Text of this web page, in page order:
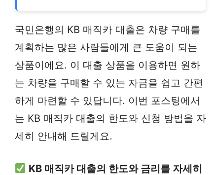
국민은행의 KB 매직카 대출은 차량 구매를
계획하는 많은 사람들에게 큰 도움이 되는
상품이에요. 이 대출 상품을 이용하면 원하
는 차량을 구매할 수 있는 자금을 쉽고 간편
하게 마련할 수 있답니다. 이번 포스팅에서
는 KB 매직카 대출의 한도와 신청 방법을 자
세히 안내해 드릴게요.
KB 매직카 대출의 한도와 금리를 자세히